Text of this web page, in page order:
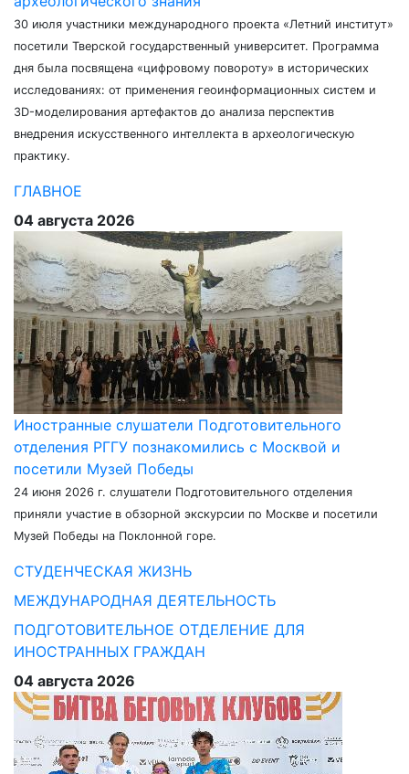
30 июля участники международного проекта «Летний институт»
посетили Тверской государственный университет. Программа
дня была посвящена «цифровому повороту» в исторических
исследованиях: от применения геоинформационных систем и
3D-моделирования артефактов до анализа перспектив
внедрения искусственного интеллекта в археологическую
практику.
ГЛАВНОЕ
04 августа 2026
Иностранные слушатели Подготовительного
отделения РГГУ познакомились с Москвой и
посетили Музей Победы
24 июня 2026 г. слушатели Подготовительного отделения
приняли участие в обзорной экскурсии по Москве и посетили
Музей Победы на Поклонной горе.
СТУДЕНЧЕСКАЯ ЖИЗНЬ
МЕЖДУНАРОДНАЯ ДЕЯТЕЛЬНОСТЬ
ПОДГОТОВИТЕЛЬНОЕ ОТДЕЛЕНИЕ ДЛЯ
ИНОСТРАННЫХ ГРАЖДАН
04 августа 2026